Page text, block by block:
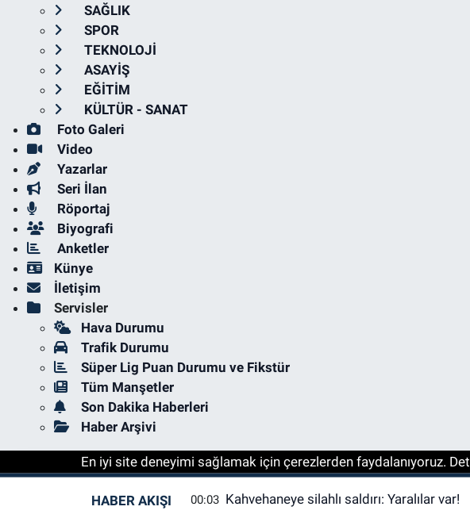
SAĞLIK
SPOR
TEKNOLOJİ
ASAYİŞ
EĞİTİM
KÜLTÜR - SANAT
Foto Galeri
Video
Yazarlar
Seri İlan
Röportaj
Biyografi
Anketler
Künye
İletişim
Servisler
Hava Durumu
Trafik Durumu
Süper Lig Puan Durumu ve Fikstür
Tüm Manşetler
Son Dakika Haberleri
Haber Arşivi
En iyi site deneyimi sağlamak için çerezlerden faydalanıyoruz.
HABER AKIŞI 00:03 Kahvehaneye silahlı saldırı: Yaralılar var!